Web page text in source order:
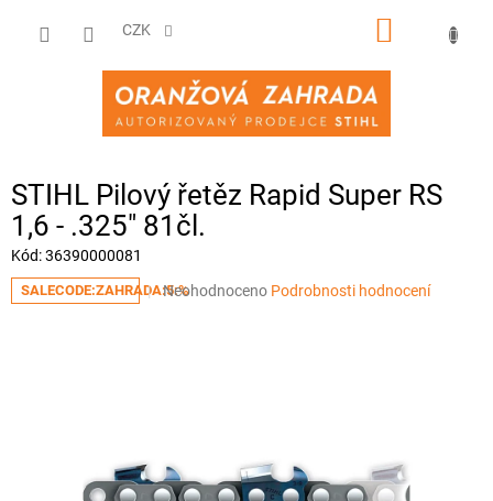
CZK
NÁKUPNÍ
STIHL Pilový řetěz Rapid Super RS
1,6 - .325" 81čl.
Kód:36390000081
SALECODE:ZAHRADA:5:%Průměrné
Neohodnoceno Podrobnosti hodnocení